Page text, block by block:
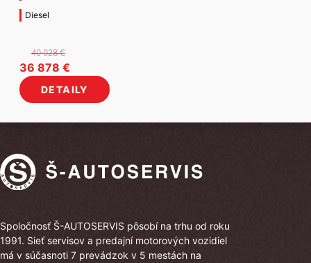
Diesel
40 028€
Pôvodná
cena
bola:
36 878 €Aktuálna
cena
je:
DETAILY
Spoločnosť Š-AUTOSERVIS pôsobí na trhu od roku
1991. Sieť servisov a predajní motorových vozidiel
má v súčasnoti 7 prevádzok v 5 mestách na